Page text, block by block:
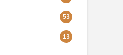
53
13